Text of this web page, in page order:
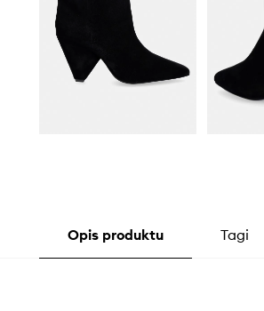
Opis produktu Tagi